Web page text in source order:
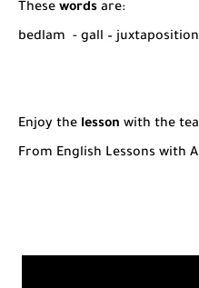
These words are:
bedlam - gall –
Enjoy the lesson with the
From English Lessons with